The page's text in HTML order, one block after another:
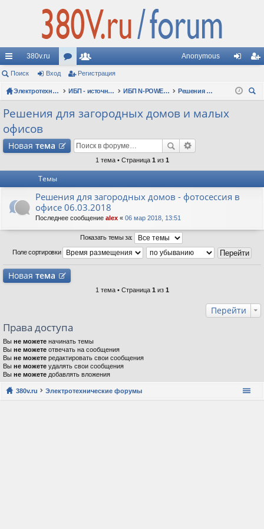
с
ы
лк
и
380v.ru
ор
ум
ол
ьз
ел
Anonymous
д ис
Поиск Вход Регистрация
Электротехнические форумы ИБП - источники бесперебойного питания ИБП N-POWER: новые модели (презентации, фотосессии, обзоры)
Решения для загородных домов и малых офисов
Решения для загородных домов и малых
офисов
Новая тема
1 тема • Страница 1 из 1
Темы
Решения для загородных домов - фотосессия в
офисе 06.03.2018
Последнее сообщение alex « 06 мар 2018, 13:51
Показать темы за:
Поле сортировки
Новая тема
1 тема • Страница 1 из 1
Перейти
Права доступа
Вы не можете начинать темы
Вы не можете отвечать на сообщения
Вы не можете редактировать свои сообщения
Вы не можете удалять свои сообщения
Вы не можете добавлять вложения
380v.ru Электротехнические форумы